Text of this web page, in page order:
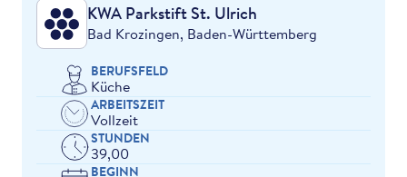
KWA Parkstift St. Ulrich
Bad Krozingen, Baden-Württemberg
BERUFSFELD
Küche
ARBEITSZEIT
Vollzeit
STUNDEN
39,00
BEGINN